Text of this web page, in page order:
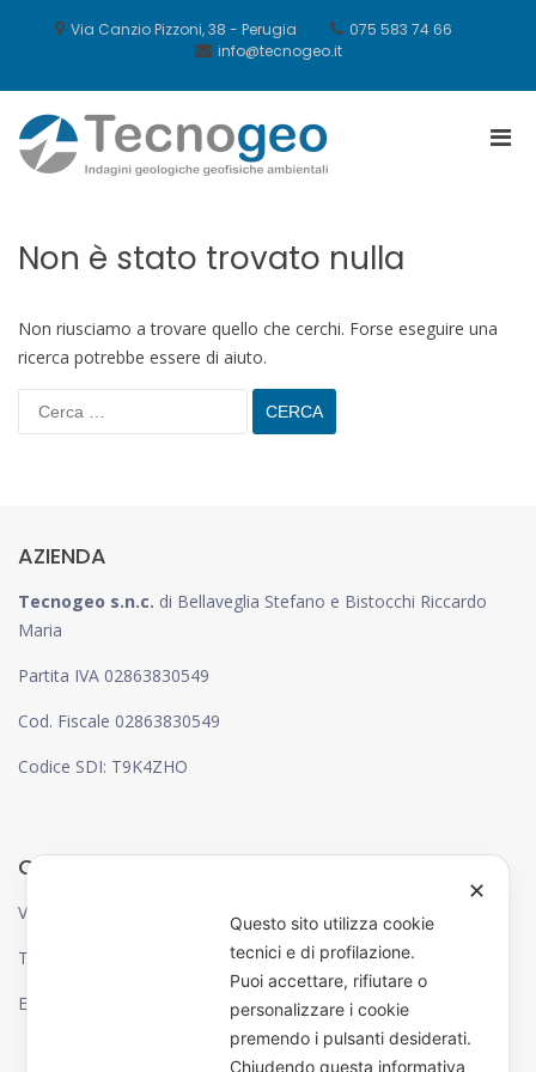
Via Canzio Pizzoni, 38 - Perugia
075 583 74 66
info@tecnogeo.it
Non è stato trovato nulla
Non riusciamo a trovare quello che cerchi. Forse eseguire una
ricerca potrebbe essere di aiuto.
Ricerca
per:
AZIENDA
Tecnogeo s.n.c. di Bellaveglia Stefano e Bistocchi Riccardo
Maria
Partita IVA 02863830549
Cod. Fiscale 02863830549
Codice SDI: T9K4ZHO
CONTATTI
Via Canzio Pizzoni, 38 – 06132 – Perugia
Tel: 075 583 74 66
Email: info@tecnogeo.it
✕
Questo sito utilizza cookie
tecnici e di profilazione.
Puoi accettare, rifiutare o
personalizzare i cookie
premendo i pulsanti desiderati.
Chiudendo questa informativa